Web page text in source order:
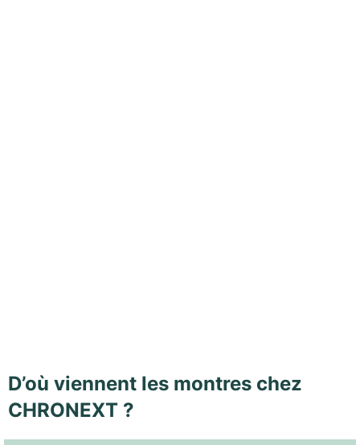
D’où viennent les montres chez
CHRONEXT ?